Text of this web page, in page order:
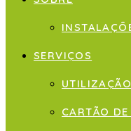
SERVIÇOS
CARTÃO